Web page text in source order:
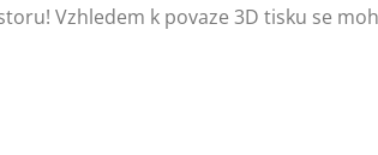
Vzhledem k povaze 3D tisku se